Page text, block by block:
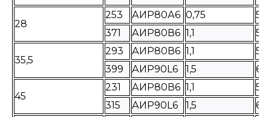
28
253 АИР80А6 0,75
54
371
АИР80В6 1,1 58
35,5
293 АИР80В6 1,1
58
399
АИР90L6 1,5 63
45
231 АИР80В6 1,1
58
315
АИР90L6 1,5 63